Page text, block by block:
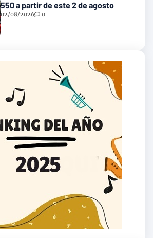
550 a partir de este 2 de agosto
02/08/2026 0